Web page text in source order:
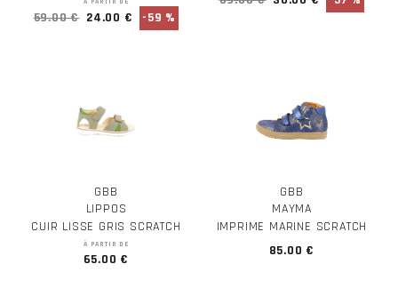
59.00 € 24.00 € -59 %
GBB
LIPPOS
CUIR LISSE GRIS SCRATCH
À PARTIR DE
65.00 €
GBB
MAYMA
IMPRIME MARINE SCRATCH
85.00 €